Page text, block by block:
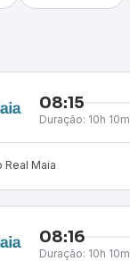
08:15
Duração: 10h 10m
Real Maia
08:16
Duração: 10h 10m